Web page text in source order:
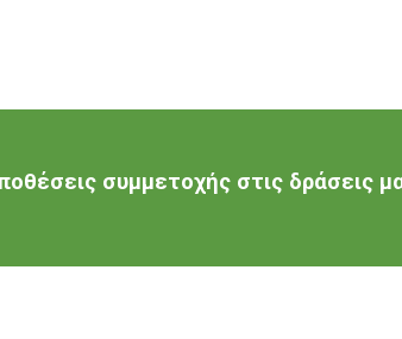
συμμετοχής στις δράσεις